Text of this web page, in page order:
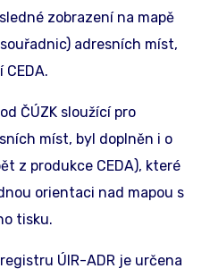
zobrazení na mapě
adresních míst,
ČÚZK sloužící pro
míst, byl doplněn i o
z produkce CEDA), které
orientaci nad mapou s
tisku.
ÚIR-ADR je určena